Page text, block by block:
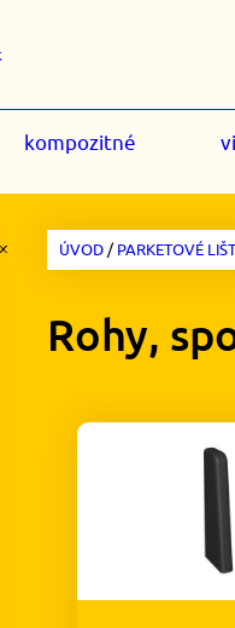
kompozitné
ÚVOD/PARKETOVÉ
Rohy,